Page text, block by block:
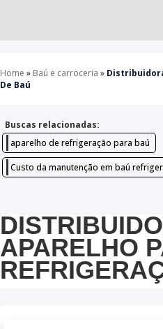
Home » Baú e carroceria »
De Baú
Buscas relacionadas:
aparelho de refrigeração para baú
Custo da manutenção em baú
APARELHO